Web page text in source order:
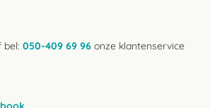
bel: 050-409 69 96 onze klantenservice